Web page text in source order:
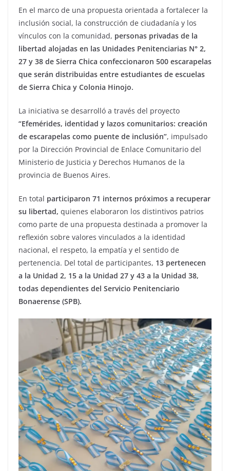
En el marco de una propuesta orientada a fortalecer la
inclusión social, la construcción de ciudadanía y los
vínculos con la comunidad, personas privadas de la
libertad alojadas en las Unidades Penitenciarias N° 2,
27 y 38 de Sierra Chica confeccionaron 500 escarapelas
que serán distribuidas entre estudiantes de escuelas
de Sierra Chica y Colonia Hinojo.
La iniciativa se desarrolló a través del proyecto
“Efemérides, identidad y lazos comunitarios: creación
de escarapelas como puente de inclusión”, impulsado
por la Dirección Provincial de Enlace Comunitario del
Ministerio de Justicia y Derechos Humanos de la
provincia de Buenos Aires.
En total participaron 71 internos próximos a recuperar
su libertad, quienes elaboraron los distintivos patrios
como parte de una propuesta destinada a promover la
reflexión sobre valores vinculados a la identidad
nacional, el respeto, la empatía y el sentido de
pertenencia. Del total de participantes, 13 pertenecen
a la Unidad 2, 15 a la Unidad 27 y 43 a la Unidad 38,
todas dependientes del Servicio Penitenciario
Bonaerense (SPB).